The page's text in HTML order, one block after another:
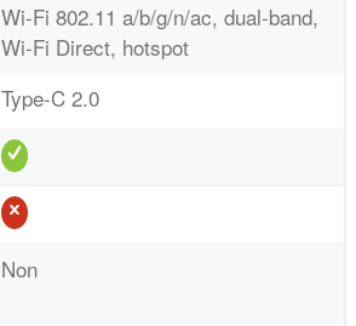
Wi-Fi 802.11 a/b/g/n/ac, dual-band,
Wi-Fi Direct, hotspot
Type-C 2.0
Non